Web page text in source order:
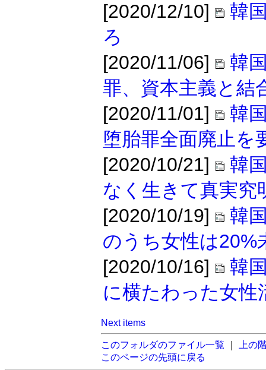
[2020/12/10]
韓
ろ
[2020/11/06]
韓
罪、資本主義と結
[2020/11/01]
韓
堕胎罪全面廃止を
[2020/10/21]
韓
なく生きて真実究
[2020/10/19]
韓
のうち女性は20%
[2020/10/16]
韓
に横たわった女性
Next items
このフォルダのファイル一覧
上の
このページの先頭に戻る